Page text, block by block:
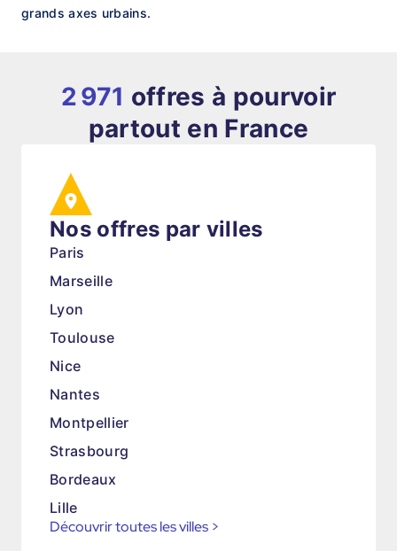
grands axes urbains.
2 971 offres à pourvoir
partout en France
Nos offres par villes
Paris
Marseille
Lyon
Toulouse
Nice
Nantes
Montpellier
Strasbourg
Bordeaux
Lille
Découvrir toutes les villes >